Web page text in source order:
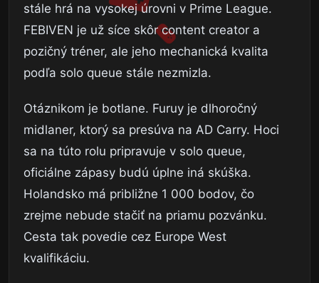
stále hrá na vysokej úrovni v Prime League.
FEBIVEN je už síce skôr content creator a
pozičný tréner, ale jeho mechanická kvalita
podľa solo queue stále nezmizla.
Otáznikom je botlane. Furuy je dlhoročný
midlaner, ktorý sa presúva na AD Carry. Hoci
sa na túto rolu pripravuje v solo queue,
oficiálne zápasy budú úplne iná skúška.
Holandsko má približne 1 000 bodov, čo
zrejme nebude stačiť na priamu pozvánku.
Cesta tak povedie cez Europe West
kvalifikáciu.